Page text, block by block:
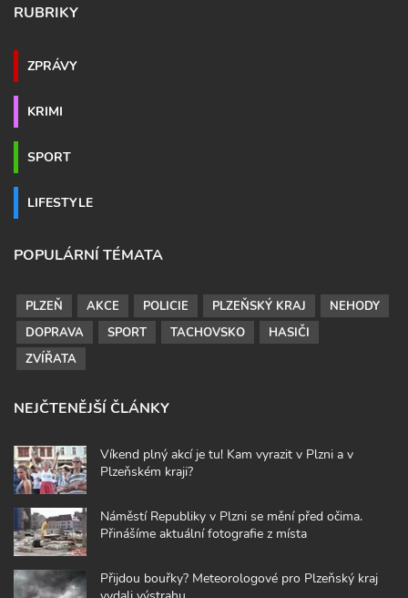
RUBRIKY
ZPRÁVY
KRIMI
SPORT
LIFESTYLE
POPULÁRNÍ TÉMATA
PLZEŇ AKCE POLICIE PLZEŇSKÝ KRAJ
NEHODY
DOPRAVA
SPORT TACHOVSKO
HASIČI
ZVÍŘATA
NEJČTENĚJŠÍ ČLÁNKY
Víkend plný akcí je tu! Kam vyrazit v Plzni a v
Plzeňském kraji?
Náměstí Republiky v Plzni se mění před očima.
Přinášíme aktuální fotografie z místa
Přijdou bouřky? Meteorologové pro Plzeňský kraj